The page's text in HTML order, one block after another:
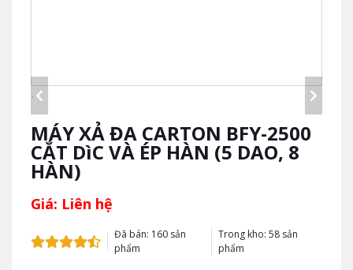
MÁY XẢ ĐA CARTON BFY-2500
CẮT DìC VÀ ÉP HÀN (5 DAO, 8
HÀN)
Giá: Liên hệ
Đã bán: 160 sản
phẩm
Trong kho: 58 sản
phẩm